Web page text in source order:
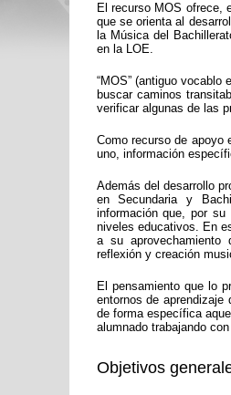
El recurso MOS ofrece,
que se orienta al
la Música del
en la LOE.
“MOS” (antiguo
buscar caminos
verificar algunas de las
Como recurso de
uno, información
Además del desarrollo
en Secundaria y
información que, por
niveles educativos. En
a su aprovechamiento
reflexión y creación
El pensamiento que lo
entornos de aprendizaje
de forma específica
alumnado trabajando
Objetivos